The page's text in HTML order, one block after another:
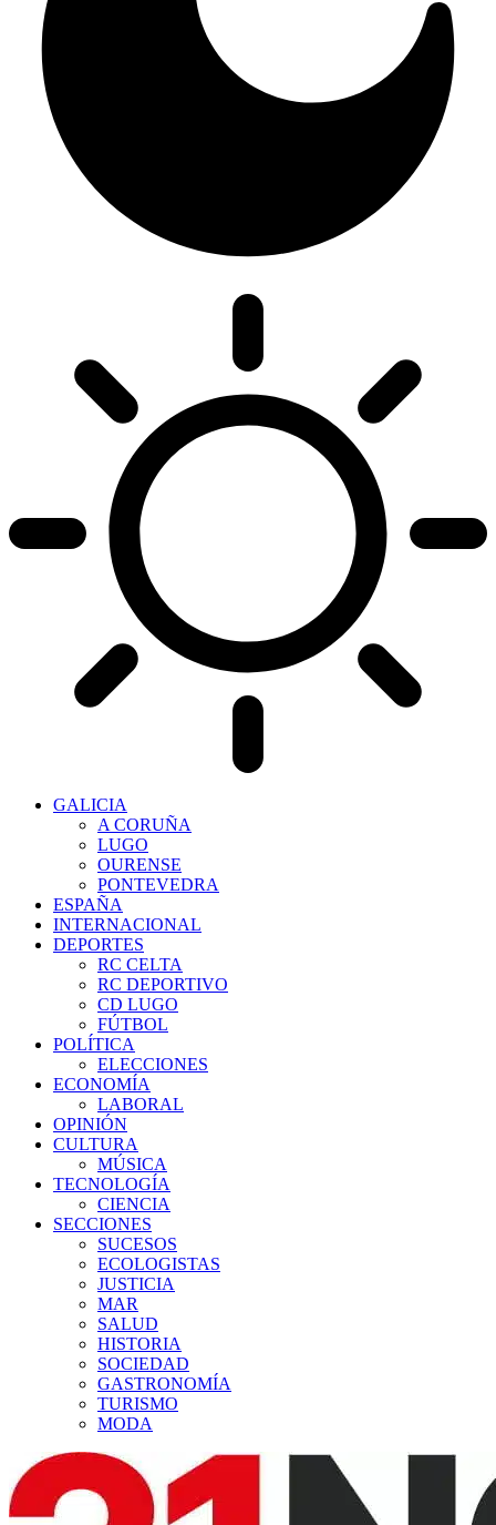
GALICIA
A CORUÑA
LUGO
OURENSE
PONTEVEDRA
ESPAÑA
INTERNACIONAL
DEPORTES
RC CELTA
RC DEPORTIVO
CD LUGO
FÚTBOL
POLÍTICA
ELECCIONES
ECONOMÍA
LABORAL
OPINIÓN
CULTURA
MÚSICA
TECNOLOGÍA
CIENCIA
SECCIONES
SUCESOS
ECOLOGISTAS
JUSTICIA
MAR
SALUD
HISTORIA
SOCIEDAD
GASTRONOMÍA
TURISMO
MODA